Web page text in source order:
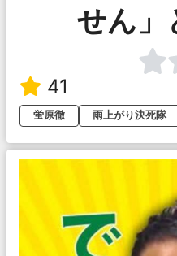
せん」
41
蛍原徹
雨上がり決死隊